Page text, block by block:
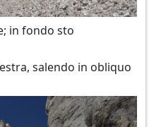
in fondo sto
salendo in obliquo